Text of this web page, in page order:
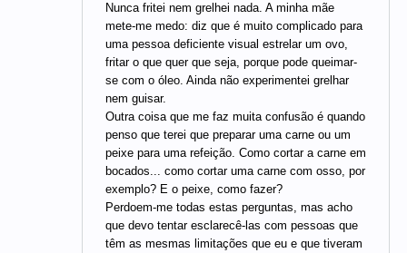
Nunca fritei nem grelhei nada. A minha mãe
mete-me medo: diz que é muito complicado para
uma pessoa deficiente visual estrelar um ovo,
fritar o que quer que seja, porque pode queimar-
se com o óleo. Ainda não experimentei grelhar
nem guisar.
Outra coisa que me faz muita confusão é quando
penso que terei que preparar uma carne ou um
peixe para uma refeição. Como cortar a carne em
bocados... como cortar uma carne com osso, por
exemplo? E o peixe, como fazer?
Perdoem-me todas estas perguntas, mas acho
que devo tentar esclarecê-las com pessoas que
têm as mesmas limitações que eu e que tiveram